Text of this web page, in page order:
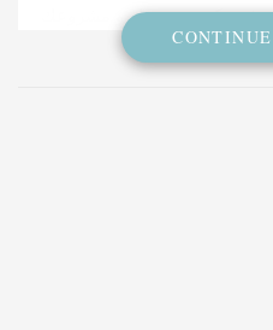
في تكبير صفحتك و مشروعك